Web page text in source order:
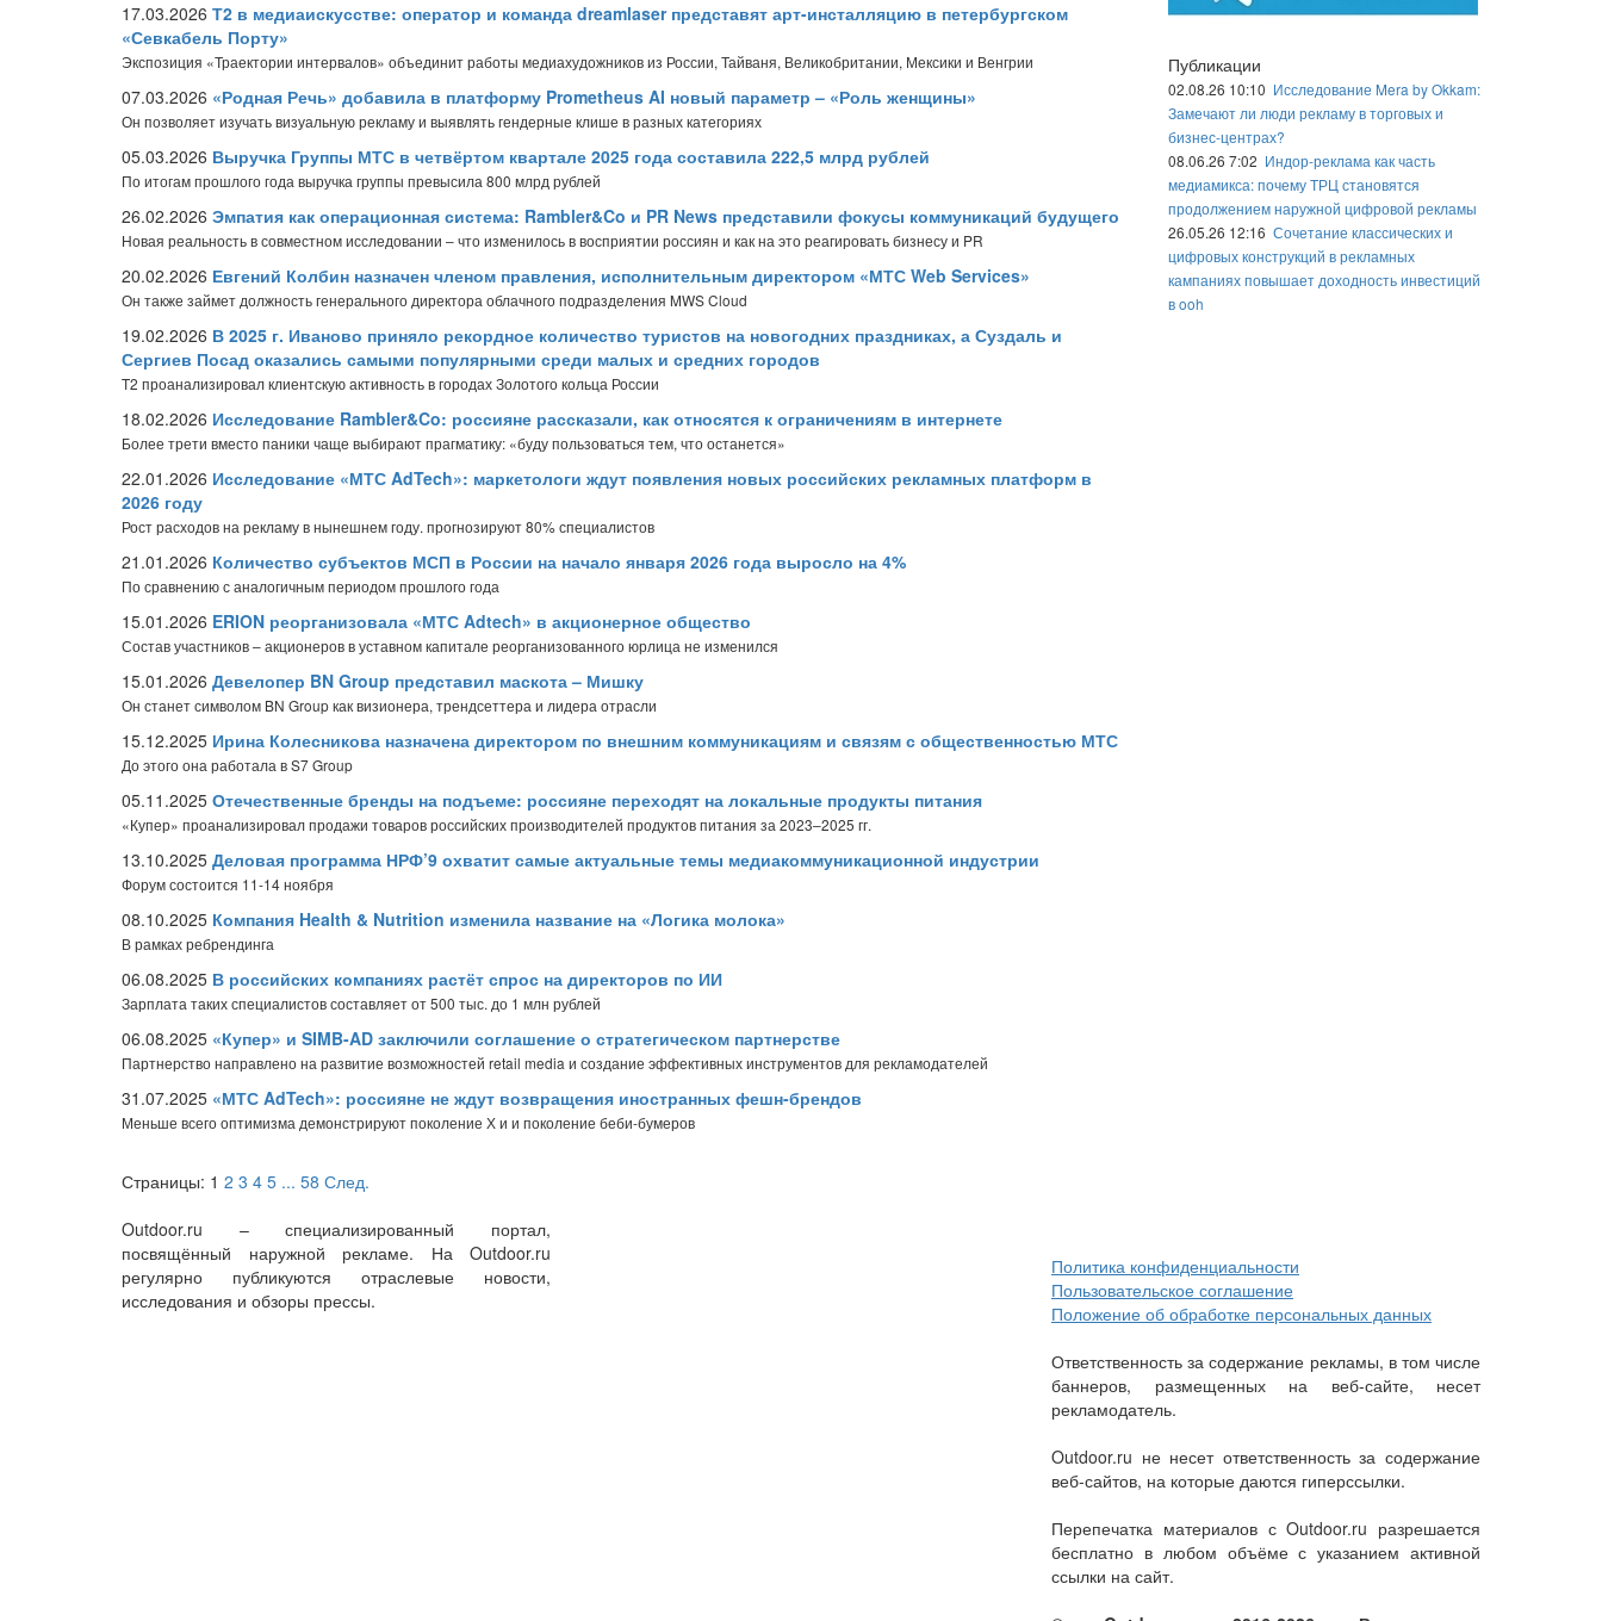
17.03.2026 Т2 в медиаискусстве: оператор и команда dreamlaser представят арт-инсталляцию в петербургском
«Севкабель Порту»
Экспозиция «Траектории интервалов» объединит работы медиахудожников из России, Тайваня, Великобритании, Мексики и Венгрии
07.03.2026 «Родная Речь» добавила в платформу Prometheus AI новый параметр – «Роль женщины»
Он позволяет изучать визуальную рекламу и выявлять гендерные клише в разных категориях
05.03.2026 Выручка Группы МТС в четвёртом квартале 2025 года составила 222,5 млрд рублей
По итогам прошлого года выручка группы превысила 800 млрд рублей
26.02.2026 Эмпатия как операционная система: Rambler&Co и PR News представили фокусы коммуникаций будущего
Новая реальность в совместном исследовании – что изменилось в восприятии россиян и как на это реагировать бизнесу и PR
20.02.2026 Евгений Колбин назначен членом правления, исполнительным директором «МТС Web Services»
Он также займет должность генерального директора облачного подразделения MWS Cloud
19.02.2026 В 2025 г. Иваново приняло рекордное количество туристов на новогодних праздниках, а Суздаль и
Сергиев Посад оказались самыми популярными среди малых и средних городов
T2 проанализировал клиентскую активность в городах Золотого кольца России
18.02.2026 Исследование Rambler&Co: россияне рассказали, как относятся к ограничениям в интернете
Более трети вместо паники чаще выбирают прагматику: «буду пользоваться тем, что останется»
22.01.2026 Исследование «МТС AdTech»: маркетологи ждут появления новых российских рекламных платформ в
2026 году
Рост расходов на рекламу в нынешнем году. прогнозируют 80% специалистов
21.01.2026 Количество субъектов МСП в России на начало января 2026 года выросло на 4%
По сравнению с аналогичным периодом прошлого года
15.01.2026 ERION реорганизовала «МТС Adtech» в акционерное общество
Состав участников – акционеров в уставном капитале реорганизованного юрлица не изменился
15.01.2026 Девелопер BN Group представил маскота – Мишку
Он станет символом BN Group как визионера, трендсеттера и лидера отрасли
15.12.2025 Ирина Колесникова назначена директором по внешним коммуникациям и связям с общественностью МТС
До этого она работала в S7 Group
05.11.2025 Отечественные бренды на подъеме: россияне переходят на локальные продукты питания
«Купер» проанализировал продажи товаров российских производителей продуктов питания за 2023–2025 гг.
13.10.2025 Деловая программа НРФ’9 охватит самые актуальные темы медиакоммуникационной индустрии
Форум состоится 11-14 ноября
08.10.2025 Компания Health & Nutrition изменила название на «Логика молока»
В рамках ребрендинга
06.08.2025 В российских компаниях растёт спрос на директоров по ИИ
Зарплата таких специалистов составляет от 500 тыс. до 1 млн рублей
06.08.2025 «Купер» и SIMB-AD заключили соглашение о стратегическом партнерстве
Партнерство направлено на развитие возможностей retail media и создание эффективных инструментов для рекламодателей
31.07.2025 «МТС AdTech»: россияне не ждут возвращения иностранных фешн-брендов
Меньше всего оптимизма демонстрируют поколение Х и и поколение беби-бумеров
Страницы: 1 2 3 4 5 ... 58 След.
Публикации
02.08.26 10:10 Исследование Mera by Okkam:
Замечают ли люди рекламу в торговых и
бизнес-центрах?
08.06.26 7:02 Индор-реклама как часть
медиамикса: почему ТРЦ становятся
продолжением наружной цифровой рекламы
26.05.26 12:16 Сочетание классических и
цифровых конструкций в рекламных
кампаниях повышает доходность инвестиций
в ooh
Outdoor.ru – специализированный портал,
посвящённый наружной рекламе. На Outdoor.ru
регулярно публикуются отраслевые новости,
исследования и обзоры прессы.
Политика конфиденциальности
Пользовательское соглашение
Положение об обработке персональных данных
Ответственность за содержание рекламы, в том числе
баннеров, размещенных на веб-сайте, несет
рекламодатель.
Outdoor.ru не несет ответственность за содержание
веб-сайтов, на которые даются гиперссылки.
Перепечатка материалов с Outdoor.ru разрешается
бесплатно в любом объёме с указанием активной
ссылки на сайт.